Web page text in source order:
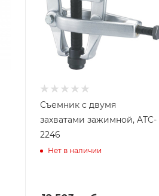
Съемник с двумя
захватами зажимной, ATC-
2246
Нет в наличии